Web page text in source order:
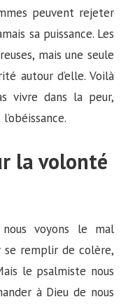
peuvent rejeter
sa puissance. Les
mais une seule
autour d’elle. Voilà
vivre dans la peur,
la volonté
voyons le mal
remplir de colère,
le psalmiste nous
à Dieu de nous